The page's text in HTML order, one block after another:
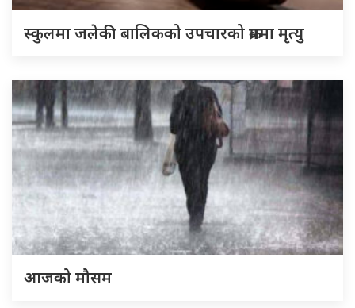
स्कुलमा जलेकी बालिकको उपचारको क्रममा मृत्यु
आजको मौसम